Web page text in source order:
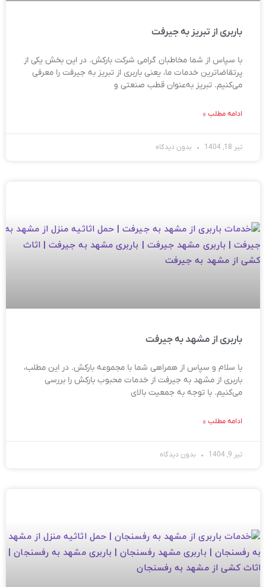
باربری از تبریز به جیرفت
با سپاس از شما مخاطبان گرامی شرکت بارکش. در این بخش یکی از
پرتقاضاترین خدمات ما، یعنی باربری از تبریز به جیرفت را معرفی
می‌کنیم. تبریز به‌عنوان قطب صنعتی و
ادامه مطلب »
تیر 18, 1404 بدون دیدگاه
باربری از مشهد به جیرفت
با سلام و سپاس از همراهی شما با مجموعه بارکش. در این مطلب،
باربری از مشهد به جیرفت از خدمات محبوب بارکش را بررسی
می‌کنیم. با توجه به جمعیت بالای
ادامه مطلب »
تیر 9, 1404 بدون دیدگاه